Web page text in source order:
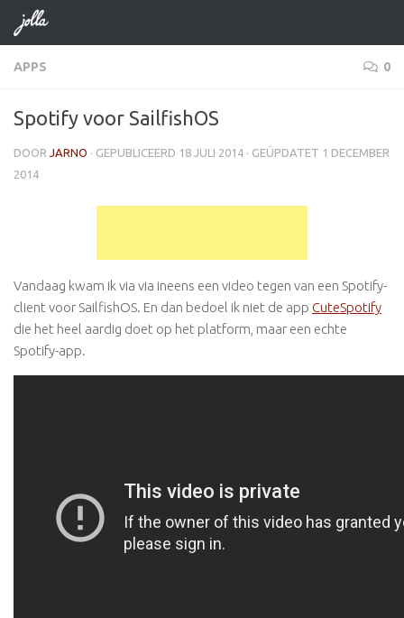
Doorgaan naar inhoud
APPS 0
Spotify voor SailfishOS
DOOR JARNO · GEPUBLICEERD 18 JULI 2014 · GEÜPDATET 1 DECEMBER
2014
Vandaag kwam ik via via ineens een video tegen van een Spotify-
client voor SailfishOS. En dan bedoel ik niet de app CuteSpotify
die het heel aardig doet op het platform, maar een echte
Spotify-app.